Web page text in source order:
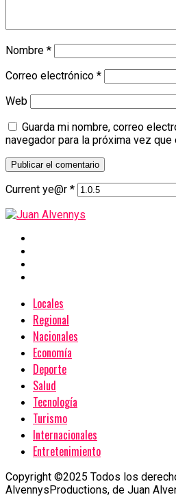
Nombre *
Correo electrónico *
Web
Guarda mi nombre, correo
navegador para la próxima vez que
Current ye@r *
Locales
Regional
Nacionales
Economía
Deporte
Salud
Tecnología
Turismo
Internacionales
Entretenimiento
Copyright ©2025 Todos los
AlvennysProductions, de Juan